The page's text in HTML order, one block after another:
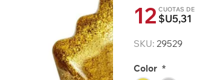
12 CUOTAS DE
$U5,31
SKU: 29529
Color *